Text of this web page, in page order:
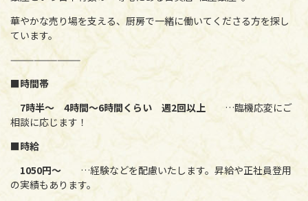
華やかな売り場を支える、厨房で一緒に働いてくださる方を探し
ています。
—————————
■時間帯
7時半～ 4時間～6時間くらい 週2回以上 …臨機応変にご
相談に応じます！
■時給
1050円～ …経験などを配慮いたします。昇給や正社員登用
の実績もあります。